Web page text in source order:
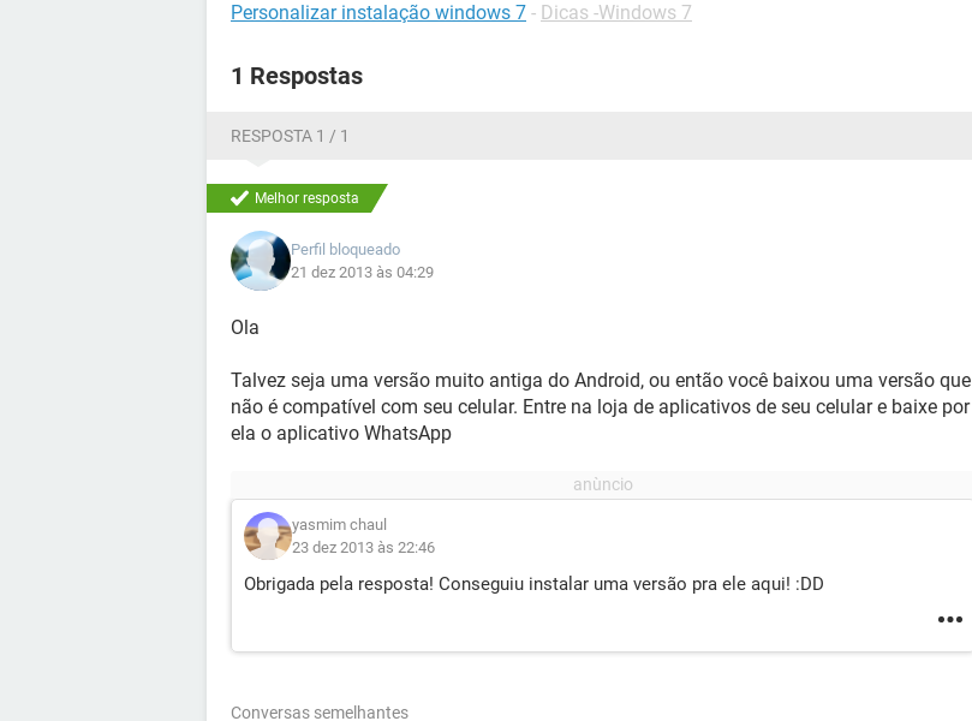
Personalizar instalação windows 7 - Dicas -Windows 7
1 Respostas
RESPOSTA 1 / 1
Melhor resposta
Perfil bloqueado
21 dez 2013 às 04:29
Ola
Talvez seja uma versão muito antiga do Android, ou então você baixou uma versão que
não é compatível com seu celular. Entre na loja de aplicativos de seu celular e baixe por
ela o aplicativo WhatsApp
yasmim chaul
23 dez 2013 às 22:46
Obrigada pela resposta! Conseguiu instalar uma versão pra ele aqui! :DD
Conversas semelhantes